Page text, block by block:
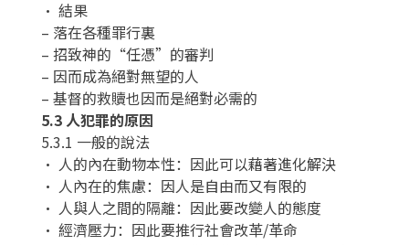
• 結果
– 落在各種罪行裏
– 招致神的“任憑”的審判
– 因而成為絕對無望的人
– 基督的救贖也因而是絕對必需的
5.3 人犯罪的原因
5.3.1 一般的說法
• 人的內在動物本性：因此可以藉著進化解決
• 人內在的焦慮：因人是自由而又有限的
• 人與人之間的隔離：因此要改變人的態度
• 經濟壓力：因此要推行社會改革/革命